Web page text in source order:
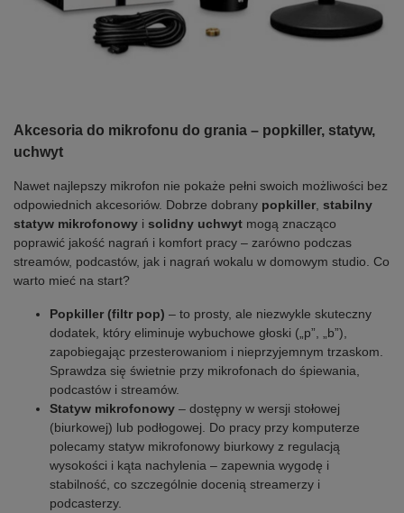
Akcesoria do mikrofonu do grania – popkiller, statyw,
uchwyt
Nawet najlepszy mikrofon nie pokaże pełni swoich możliwości bez
odpowiednich akcesoriów. Dobrze dobrany popkiller stabilny
statyw mikrofonowy i solidny uchwyt mogą znacząco
poprawić jakość nagrań i komfort pracy – zarówno podczas
streamów, podcastów, jak i nagrań wokalu w domowym studio. Co
warto mieć na start?
Popkiller (filtr pop) – to prosty, ale niezwykle skuteczny
dodatek, który eliminuje wybuchowe głoski („p”, „b”),
zapobiegając przesterowaniom i nieprzyjemnym trzaskom.
Sprawdza się świetnie przy mikrofonach do śpiewania,
podcastów i streamów.
Statyw mikrofonowy – dostępny w wersji stołowej
(biurkowej) lub podłogowej. Do pracy przy komputerze
polecamy statyw mikrofonowy biurkowy z regulacją
wysokości i kąta nachylenia – zapewnia wygodę i
stabilność, co szczególnie docenią streamerzy i
podcasterzy.